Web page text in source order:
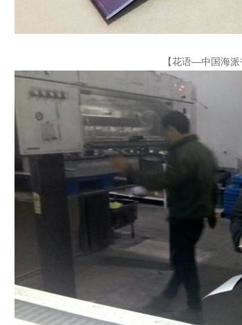
【花语—中国海